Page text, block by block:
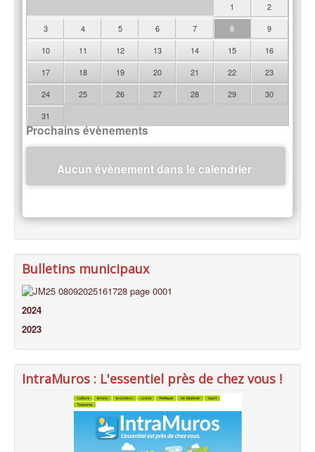
1
2
3
4 5 6 7 8
9
10
11 12 13 14 15
16
17
18 19 20 21 22
23
24
25 26 27 28 29
30
31
Prochains évènements
Aucun évènement dans le calendrier
Bulletins municipaux
2024
2023
IntraMuros : L'essentiel près de chez vous !